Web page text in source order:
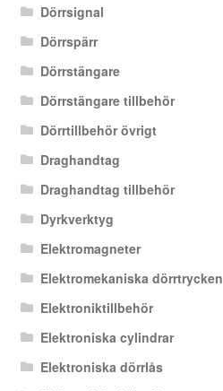
Dörrsignal
Dörrspärr
Dörrstängare
Dörrstängare tillbehör
Dörrtillbehör övrigt
Draghandtag
Draghandtag tillbehör
Dyrkverktyg
Elektromagneter
Elektromekaniska dörrtrycken
Elektroniktillbehör
Elektroniska cylindrar
Elektroniska dörrlås